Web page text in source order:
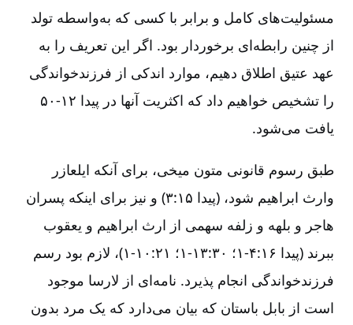
مسئولیت‌های کامل و برابر با کسی که به‌واسطه تولد
از چنین رابطه‌ای برخوردار بود. اگر این تعریف را به
عهد عتیق اطلاق دهیم، موارد اندکی از فرزند‌خواندگی
را تشخیص خواهیم داد که اکثریت آنها در پیدا ۱۲-۵۰
یافت می‌شود.
طبق رسوم قانونی متون میخی، برای آنکه ایلعازر
وارث ابراهیم شود، (پیدا ۱۵:‏۳) و نیز برای اینکه پسران
هاجر و بلهه و زلفه سهمی از ارث ابراهیم و یعقوب
ببرند (پیدا ۱۶:‏۱-۴؛ ۳۰:‏۱-۱۳؛ ۲۱:‏۱-۱۰)، لازم بود رسم
فرزندخواندگی انجام پذیرد. نامه‌ای از لارسا موجود
است از بابل باستان که بیان می‌دارد که یک مرد بدون